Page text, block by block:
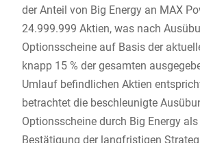
der Anteil von Big Energy an MAX
24.999.999 Aktien, was nach
Optionsscheine auf Basis der
knapp 15 % der gesamten
Umlauf befindlichen Aktien
betrachtet die beschleunigte
Optionsscheine durch Big Energy
Bestätigung der langfristigen